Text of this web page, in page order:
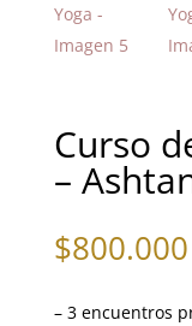
Curso
–
$800.000
– 3 encuentros